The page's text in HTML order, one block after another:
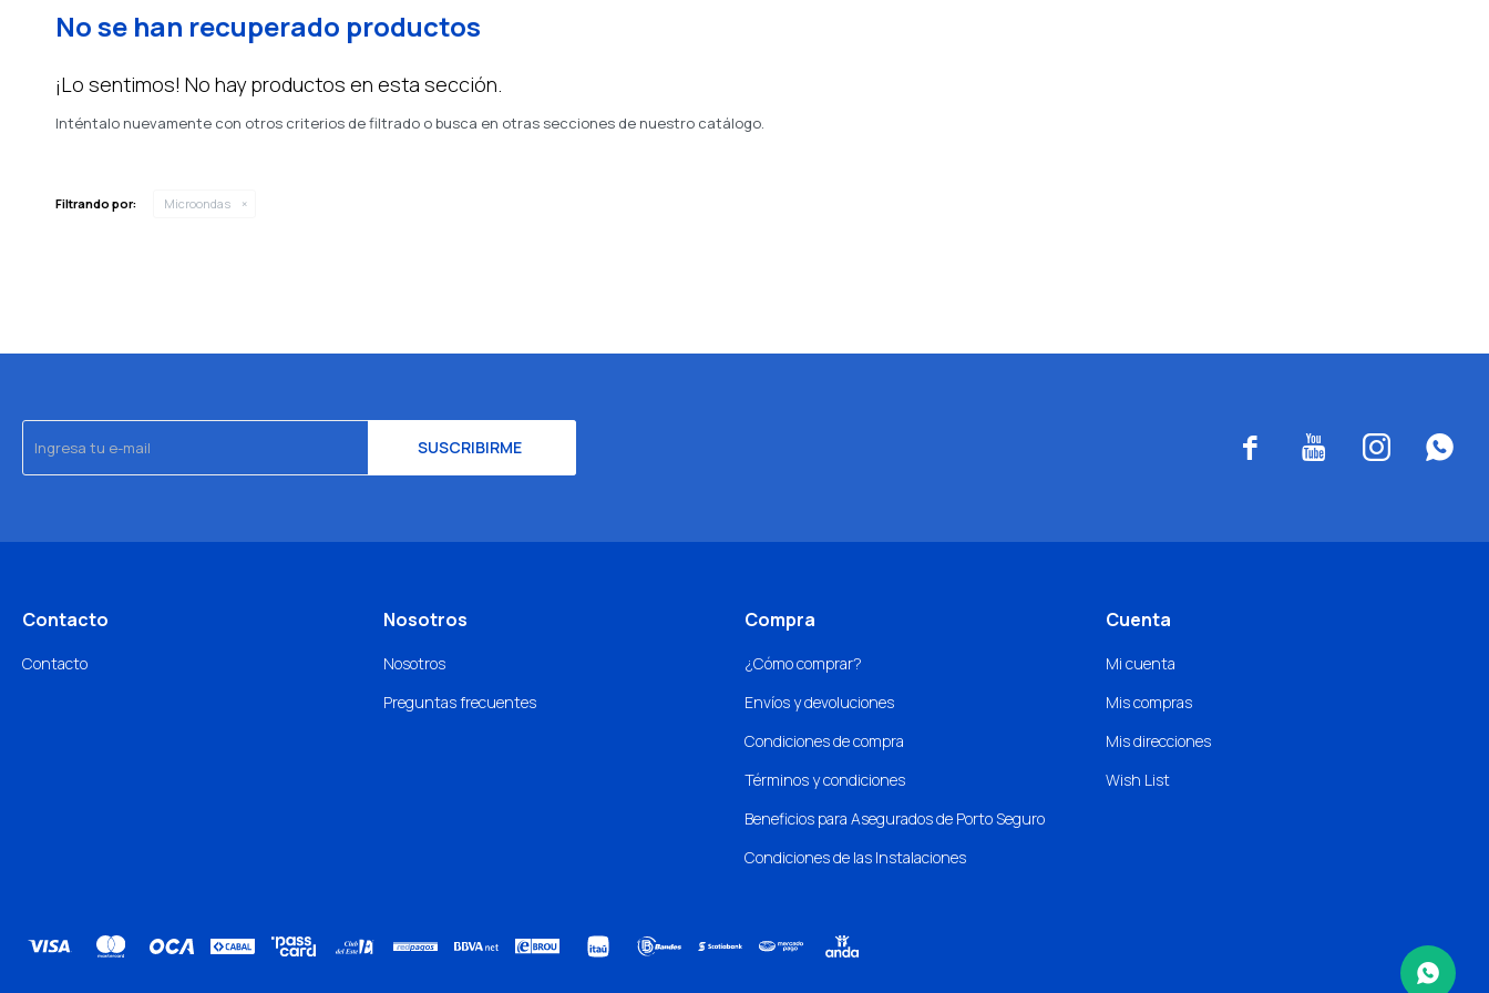
No se han recuperado productos
¡Lo sentimos! No hay productos en esta sección.
Inténtalo nuevamente con otros criterios de filtrado o busca en otras secciones de nuestro catálogo.
Filtrando por: Microondas
SUSCRIBIRME    
Contacto
Contacto
Nosotros
Nosotros
Preguntas frecuentes
Compra
¿Cómo comprar?
Envíos y devoluciones
Condiciones de compra
Términos y condiciones
Beneficios para Asegurados de Porto Seguro
Condiciones de las Instalaciones
Cuenta
Mi cuenta
Mis compras
Mis direcciones
Wish List